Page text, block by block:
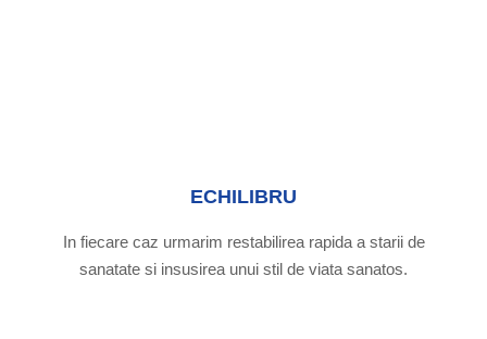
ECHILIBRU
In fiecare caz urmarim restabilirea rapida a starii de
sanatate si insusirea unui stil de viata sanatos.